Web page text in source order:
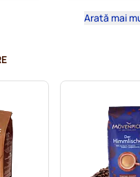
pentru Senseo
pentru Senseo Paduri
pentru Senseo
Pentru Senseo®
Arată mai